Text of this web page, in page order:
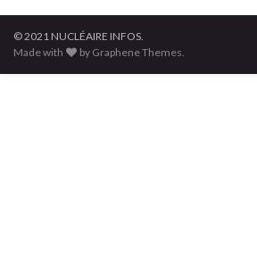
© 2021 NUCLÉAIRE INFOS.
Made with
by Graphene Themes.